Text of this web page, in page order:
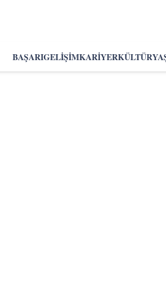
BAŞARIGELIŞIMKARIYERKÜLTÜR